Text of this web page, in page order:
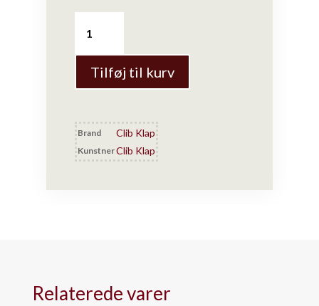
Klap
-
Kande
-
antal
Tilføj til kurv
Brand Clib Klap
KunstnerClib Klap
Relaterede varer